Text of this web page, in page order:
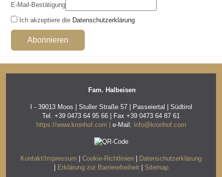
E-Mail-Bestätigung
Ich akzeptiere die Datenschutzerklärung
Fam. Halbeisen
I - 39013 Moos | Stuller Straße 57 | Passeiertal | Südtirol
Tel. +39 0473 64 95 66 | Fax +39 0473 64 87 61
https://www.kronhof.com | e-Mail: info@kronhof.com
Kontakt/Impressum Cookie-Richtlinien
Datenschutzerklärung
Erklärung zur Barrierefreiheit| Sitemap